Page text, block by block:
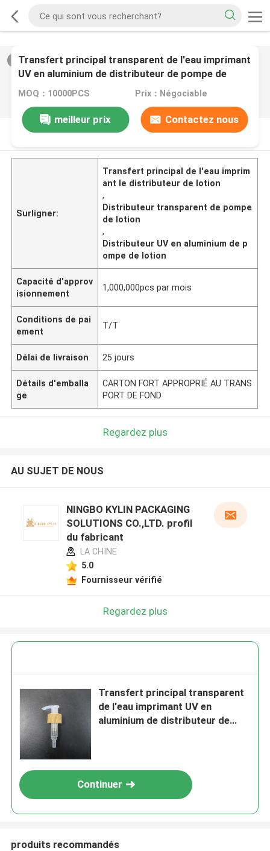
/0
Transfert principal transparent de l'eau imprimant
UV en aluminium de distributeur de pompe de
lotion
MOQ：10000PCS Prix：Négociable
meilleur prix
Contactez nous
DESCRIPTION DE PRODUIT
Surligner:
Transfert principal de l'eau imprim
ant le distributeur de lotion
,
Distributeur transparent de pompe
de lotion
,
Distributeur UV en aluminium de p
ompe de lotion
Capacité d'approv
isionnement
1,000,000pcs par mois
Conditions de pai
ement
T/T
Délai de livraison 25 jours
Détails d'emballa
ge
CARTON FORT APPROPRIÉ AU TRANS
PORT DE FOND
Regardez plus
AU SUJET DE NOUS
NINGBO KYLIN PACKAGING
SOLUTIONS CO.,LTD. profil
du fabricant
LA CHINE
5.0
Fournisseur vérifié
Regardez plus
Transfert principal transparent
de l'eau imprimant UV en
aluminium de distributeur de
Continuer
produits recommandés